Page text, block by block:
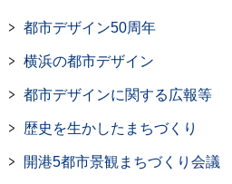
都市デザイン50周年
横浜の都市デザイン
都市デザインに関する広報等
歴史を生かしたまちづくり
開港5都市景観まちづくり会議